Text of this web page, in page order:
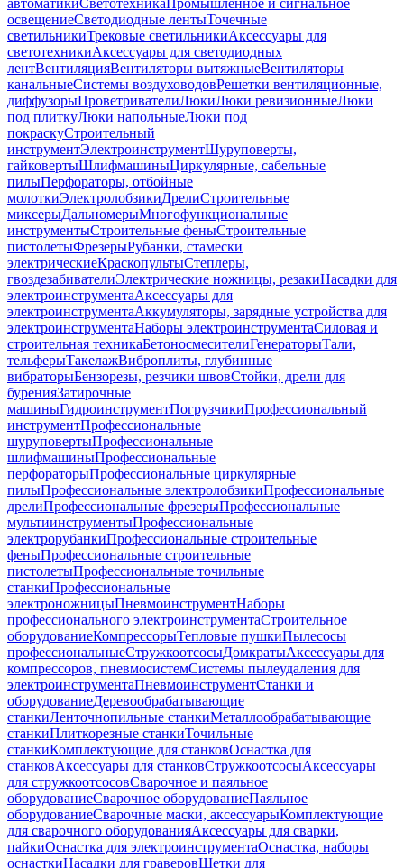
автоматикиСветотехникаПромышленное и сигнальное
освещениеСветодиодные лентыТочечные
светильникиТрековые светильникиАксессуары для
светотехникиАксессуары для светодиодных
лентВентиляцияВентиляторы вытяжныеВентиляторы
канальныеСистемы воздуховодовРешетки вентиляционные,
диффузорыПроветривателиЛюкиЛюки ревизионныеЛюки
под плиткуЛюки напольныеЛюки под
покраскуСтроительный
инструментЭлектроинструментШуруповерты,
гайковертыШлифмашиныЦиркулярные, сабельные
пилыПерфораторы, отбойные
молоткиЭлектролобзикиДрелиСтроительные
миксерыДальномерыМногофункциональные
инструментыСтроительные феныСтроительные
пистолетыФрезерыРубанки, стамески
электрическиеКраскопультыСтеплеры,
гвоздезабивателиЭлектрические ножницы, резакиНасадки для
электроинструментаАксессуары для
электроинструментаАккумуляторы, зарядные устройства для
электроинструментаНаборы электроинструментаСиловая и
строительная техникаБетоносмесителиГенераторыТали,
тельферыТакелажВиброплиты, глубинные
вибраторыБензорезы, резчики швовСтойки, дрели для
буренияЗатирочные
машиныГидроинструментПогрузчикиПрофессиональный
инструментПрофессиональные
шуруповертыПрофессиональные
шлифмашиныПрофессиональные
перфораторыПрофессиональные циркулярные
пилыПрофессиональные электролобзикиПрофессиональные
дрелиПрофессиональные фрезерыПрофессиональные
мультиинструментыПрофессиональные
электрорубанкиПрофессиональные строительные
феныПрофессиональные строительные
пистолетыПрофессиональные точильные
станкиПрофессиональные
электроножницыПневмоинструментНаборы
профессионального электроинструментаСтроительное
оборудованиеКомпрессорыТепловые пушкиПылесосы
профессиональныеСтружкоотсосыДомкратыАксессуары для
компрессоров, пневмосистемСистемы пылеудаления для
электроинструментаПневмоинструментСтанки и
оборудованиеДеревообрабатывающие
станкиЛенточнопильные станкиМеталлообрабатывающие
станкиПлиткорезные станкиТочильные
станкиКомплектующие для станковОснастка для
станковАксессуары для станковСтружкоотсосыАксессуары
для стружкоотсосовСварочное и паяльное
оборудованиеСварочное оборудованиеПаяльное
оборудованиеСварочные маски, аксессуарыКомплектующие
для сварочного оборудованияАксессуары для сварки,
пайкиОснастка для электроинструментаОснастка, наборы
оснасткиНасадки для граверовЩетки для